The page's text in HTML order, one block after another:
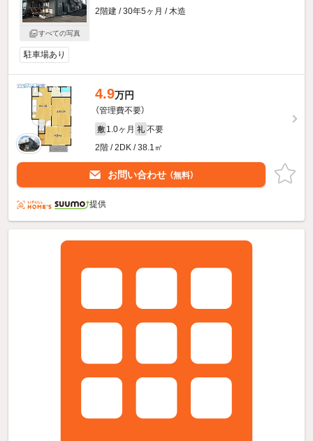
すべての写真
2階建 / 30年5ヶ月 / 木造
駐車場あり
4.9万円
（管理費不要）
敷 1.0ヶ月 礼 不要
2階 / 2DK / 38.1㎡
お問い合わせ （無料）
提供